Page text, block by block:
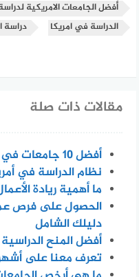
أفضل الجامعات الامريكية
الدراسة في امريكا
دراسة
مقالات ذات صلة
أفضل 10 جامعات في أمريكا عام 2023
نظام الدراسة في أمريكا
ما أهمية ريادة الأعمال
الحصول على فرص
دليلك الشامل
أفضل المنح
تعرف معنا على